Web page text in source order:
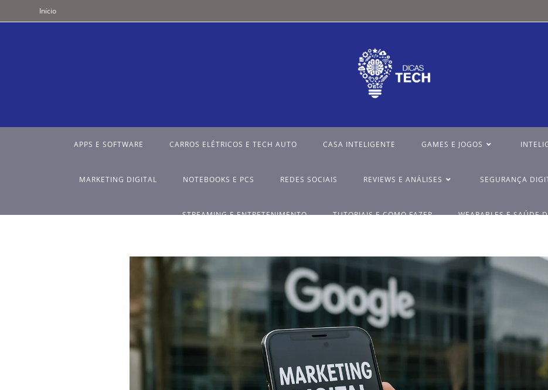
Início
APPS E SOFTWARE CARROS ELÉTRICOS E TECH AUTO CASA INTELIGENTE GAMES E JOGOS
MARKETING DIGITAL NOTEBOOKS E PCS REDES SOCIAIS REVIEWS E ANÁLISES SEGURANÇA
STREAMING E ENTRETENIMENTO TUTORIAIS E COMO FAZER WEARABLES E SAÚDE